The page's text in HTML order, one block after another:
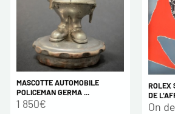
MASCOTTE AUTOMOBILE
POLICEMAN GERMA ...
1 850€
ROLEX
DE
On